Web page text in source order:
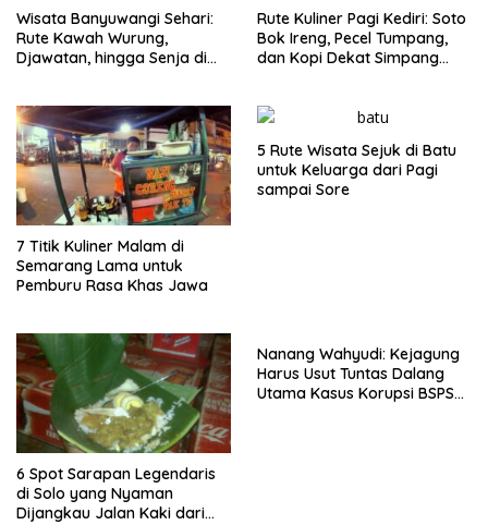
Wisata Banyuwangi Sehari:
Rute Kawah Wurung,
Djawatan, hingga Senja di
Rute Kuliner Pagi Kediri: Soto
Bok Ireng, Pecel Tumpang,
dan Kopi Dekat Simpang
7 Titik Kuliner Malam di
Semarang Lama untuk
Pemburu Rasa Khas Jawa
5 Rute Wisata Sejuk di Batu
untuk Keluarga dari Pagi
sampai Sore
6 Spot Sarapan Legendaris
di Solo yang Nyaman
Dijangkau Jalan Kaki dari
Nanang Wahyudi: Kejagung
Harus Usut Tuntas Dalang
Utama Kasus Korupsi BSPS